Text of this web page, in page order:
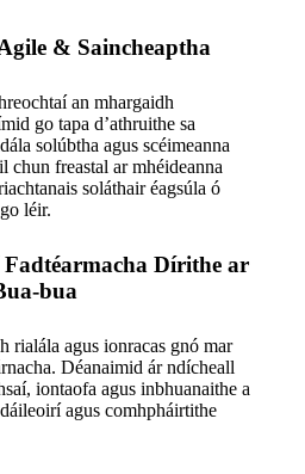
& Saincheaptha
an mhargaidh
go tapa d’athruithe sa
solúbtha agus scéimeanna
chun freastal ar mhéideanna
soláthair éagsúla ó
léir.
Dírithe ar
bua
rialála agus ionracas gnó mar
Déanaimid ár ndícheall
iontaofa agus inbhuanaithe a
agus comhpháirtithe